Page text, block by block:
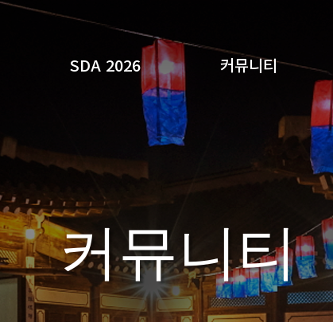
SDA 2026 커뮤니티 검색
커뮤니티